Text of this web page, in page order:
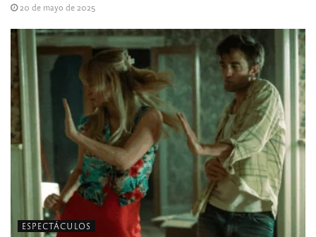
20 de mayo de 2025
ESPECTÁCULOS